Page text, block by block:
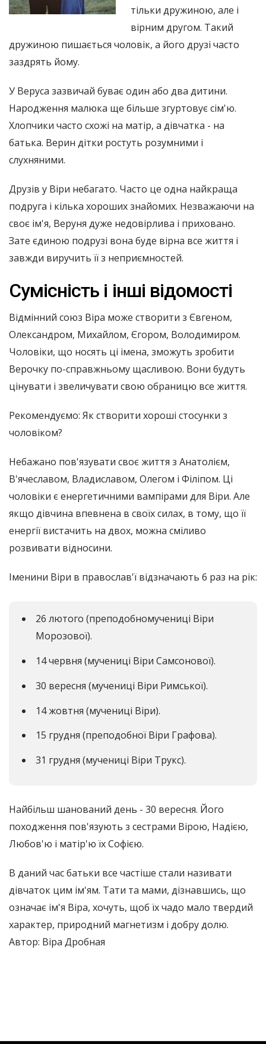
тільки дружиною, але і
вірним другом. Такий
дружиною пишається чоловік, а його друзі часто
заздрять йому.
У Веруса зазвичай буває один або два дитини.
Народження малюка ще більше згуртовує сім'ю.
Хлопчики часто схожі на матір, а дівчатка - на
батька. Верин дітки ростуть розумними і
слухняними.
Друзів у Віри небагато. Часто це одна найкраща
подруга і кілька хороших знайомих. Незважаючи на
своє ім'я, Веруня дуже недовірлива і приховано.
Зате єдиною подрузі вона буде вірна все життя і
завжди виручить її з неприємностей.
Сумісність і інші відомості
Відмінний союз Віра може створити з Євгеном,
Олександром, Михайлом, Єгором, Володимиром.
Чоловіки, що носять ці імена, зможуть зробити
Верочку по-справжньому щасливою. Вони будуть
цінувати і звеличувати свою обраницю все життя.
Рекомендуємо: Як створити хороші стосунки з
чоловіком?
Небажано пов'язувати своє життя з Анатолієм,
В'ячеславом, Владиславом, Олегом і Філіпом. Ці
чоловіки є енергетичними вампірами для Віри. Але
якщо дівчина впевнена в своїх силах, в тому, що її
енергії вистачить на двох, можна сміливо
розвивати відносини.
Іменини Віри в православ'ї відзначають 6 раз на рік:
26 лютого (преподобномучениці Віри
Морозової).
14 червня (мучениці Віри Самсонової).
30 вересня (мучениці Віри Римської).
14 жовтня (мучениці Віри).
15 грудня (преподобної Віри Графова).
31 грудня (мучениці Віри Трукс).
Найбільш шанований день - 30 вересня. Його
походження пов'язують з сестрами Вірою, Надією,
Любов'ю і матір'ю їх Софією.
В даний час батьки все частіше стали називати
дівчаток цим ім'ям. Тати та мами, дізнавшись, що
означає ім'я Віра, хочуть, щоб їх чадо мало твердий
характер, природний магнетизм і добру долю.
Автор: Віра Дробная